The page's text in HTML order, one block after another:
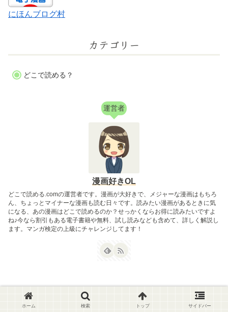
にほんブログ村
カテゴリー
どこで読める？
運営者
漫画好きOL
どこで読める.comの運営者です。漫画が大好きで、メジャーな漫画はもちろ
ん、ちょっとマイナーな漫画も読む日々です。読みたい漫画があるときに気
になる、あの漫画はどこで読めるのか？せっかくならお得に読みたいですよ
ね♪今なら割引もある電子書籍や無料、試し読みなども含めて、詳しく解説し
ます。マンガ検定の上級にチャレンジしてます！
どこで読めるドットコム
ホーム 検索 トップ サイドバー